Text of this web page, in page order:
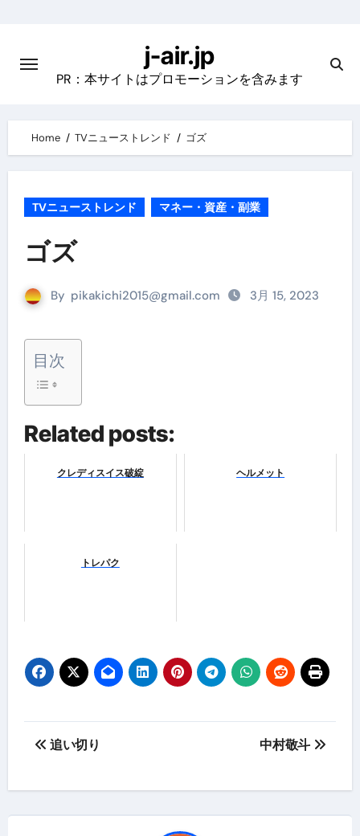
content
j-air.jp
PR：本サイトはプロモーションを含みます
Home TVニューストレンド ゴズ
TVニューストレンド マネー・資産・副業
ゴズ
By pikakichi2015@gmail.com 3月 15, 2023
目次
Related posts:
クレディスイス破綻 ヘルメット
トレパク
投 追い切り 中村敬斗